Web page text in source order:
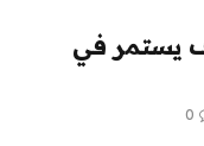
يستمر في
0